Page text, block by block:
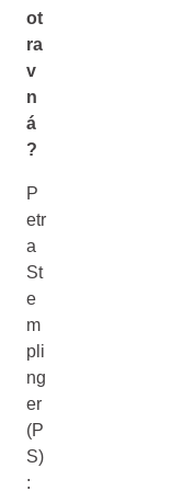
ot
ra
v
n
á
?
P
etr
a
St
e
m
pli
ng
er
(P
S)
: